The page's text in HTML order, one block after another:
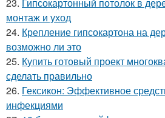
монтаж и уход
24. Крепление гипсокартона на
возможно ли это
25. Купить готовый проект
сделать правильно
26. Гексикон: Эффективное
инфекциями